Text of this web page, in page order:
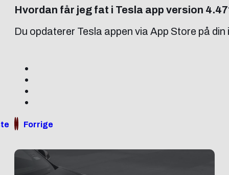
Hvordan får jeg fat i Tesla app version
Du opdaterer Tesla appen via App Store på
Forrige